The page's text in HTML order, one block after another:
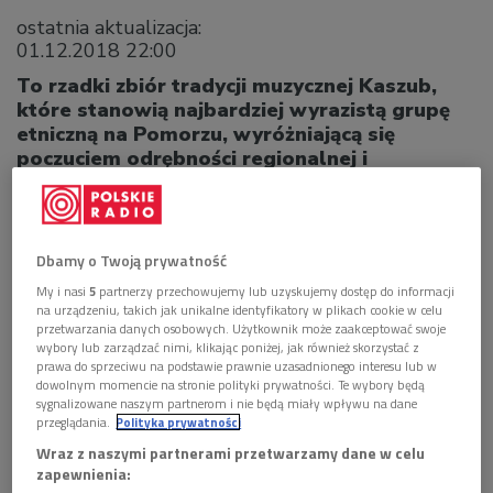
ostatnia aktualizacja:
01.12.2018 22:00
To rzadki zbiór tradycji muzycznej Kaszub,
które stanowią najbardziej wyrazistą grupę
etniczną na Pomorzu, wyróżniającą się
poczuciem odrębności regionalnej i
bogactwem tradycji ludowych, lepiej
poznanych dopiero po I wojnie światowej,
kiedy Kaszuby wróciły w granice Polski.
Dbamy o Twoją prywatność
My i nasi5 partnerzy przechowujemy lub uzyskujemy dostęp do informacji
na urządzeniu, takich jak unikalne identyfikatory w plikach cookie w celu
przetwarzania danych osobowych. Użytkownik może zaakceptować swoje
wybory lub zarządzać nimi, klikając poniżej, jak również skorzystać z
prawa do sprzeciwu na podstawie prawnie uzasadnionego interesu lub w
dowolnym momencie na stronie polityki prywatności. Te wybory będą
sygnalizowane naszym partnerom i nie będą miały wpływu na dane
przeglądania. Polityka prywatności
Wraz z naszymi partnerami przetwarzamy dane w celu
zapewnienia: